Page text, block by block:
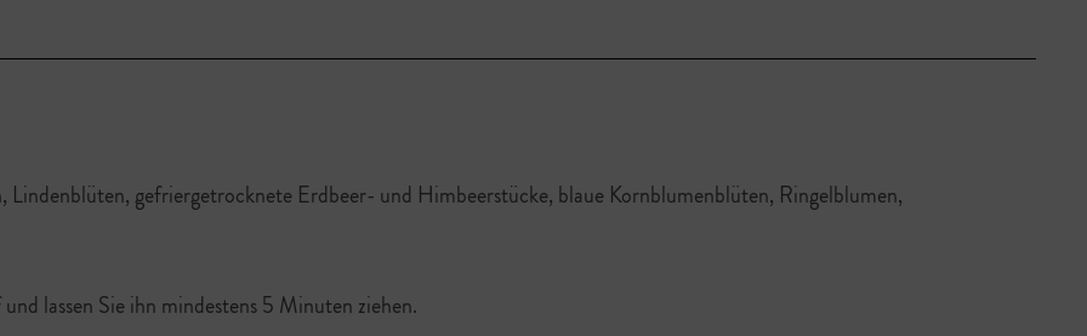
Lindenblüten, gefriergetrocknete Erdbeer- und Himbeerstücke, blaue Kornblumenblüten, Ringelblumen,
lassen Sie ihn mindestens 5 Minuten ziehen.